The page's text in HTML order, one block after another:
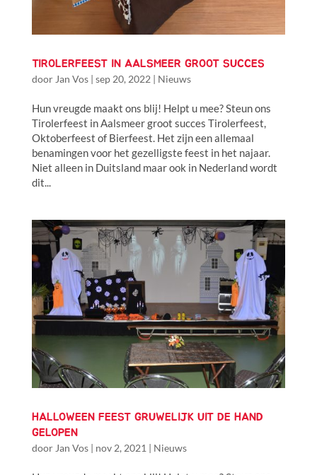
TIROLERFEEST IN AALSMEER GROOT SUCCES
doorJan Vos| sep 20, 2022| Nieuws
Hun vreugde maakt ons blij! Helpt u mee? Steun ons
Tirolerfeest in Aalsmeer groot succes Tirolerfeest,
Oktoberfeest of Bierfeest. Het zijn een allemaal
benamingen voor het gezelligste feest in het najaar.
Niet alleen in Duitsland maar ook in Nederland wordt
dit...
HALLOWEEN FEEST GRUWELIJK UIT DE HAND
GELOPEN
door Jan Vos| nov 2, 2021 | Nieuws